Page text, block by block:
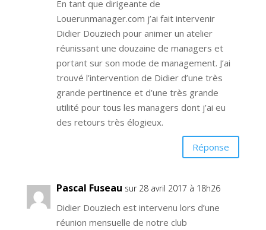
En tant que dirigeante de
Louerunmanager.com j’ai fait intervenir
Didier Douziech pour animer un atelier
réunissant une douzaine de managers et
portant sur son mode de management. J’ai
trouvé l’intervention de Didier d’une très
grande pertinence et d’une très grande
utilité pour tous les managers dont j’ai eu
des retours très élogieux.
Réponse
Pascal Fuseau sur 28 avril 2017 à 18h26
Didier Douziech est intervenu lors d’une
réunion mensuelle de notre club